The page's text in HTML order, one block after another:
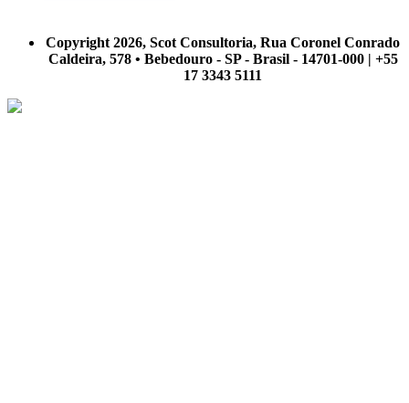
Copyright 2026, Scot Consultoria, Rua Coronel Conrado
Caldeira, 578 • Bebedouro - SP - Brasil - 14701-000 | +55
17 3343 5111